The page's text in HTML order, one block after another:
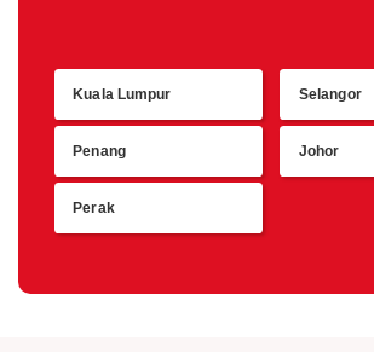
Kuala Lumpur Selangor
Penang Johor
Perak